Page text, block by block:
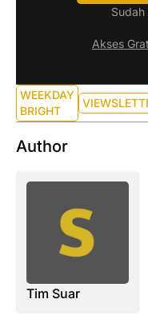
Akses
WEEKDAY
BRIGHT
Author
Tim Suar